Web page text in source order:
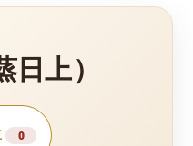
上）
0